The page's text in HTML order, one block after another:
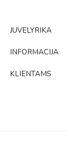
JUVELYRIKA
INFORMACIJA
KLIENTAMS